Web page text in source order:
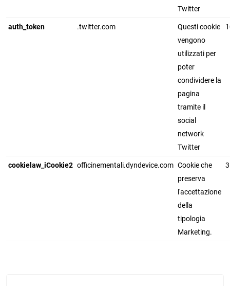
Twitter
auth_token .twitter.com
Questi cookie
vengono
utilizzati per
poter
condividere la
pagina
tramite il
social
network
Twitter
cookielaw_iCookie2 officinementali.dyndevice.com Cookie che
preserva
l'accettazione
della
tipologia
Marketing.